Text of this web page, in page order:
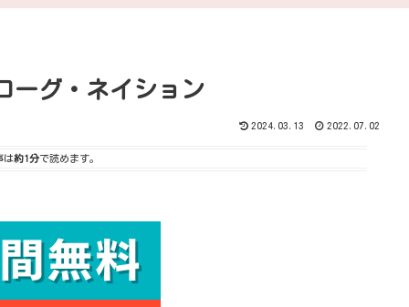
ーグ・ネイション
2024.03.13 2022.07.02
は約1分で読めます。